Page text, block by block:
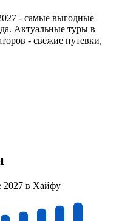
- самые выгодные
Актуальные туры в
- свежие путевки,
в Хайфу